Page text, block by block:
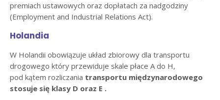
premiach ustawowych oraz dopłatach za nadgodziny
(Employment and Industrial Relations Act).
Holandia
W Holandii obowiązuje układ zbiorowy dla transportu
drogowego który przewiduje skale płace A do H,
pod kątem rozliczania transportu międzynarodowego
stosuje się klasy D oraz E .